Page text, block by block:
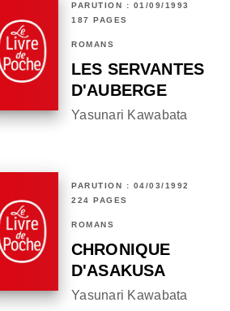
PARUTION : 01/09/1993
187 PAGES
ROMANS
LES SERVANTES
D'AUBERGE
Yasunari Kawabata
PARUTION : 04/03/1992
224 PAGES
ROMANS
CHRONIQUE
D'ASAKUSA
Yasunari Kawabata